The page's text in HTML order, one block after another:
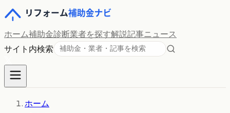
ホーム補助金診断業者を探す解説記事ニュース
サイト内検索
ホーム